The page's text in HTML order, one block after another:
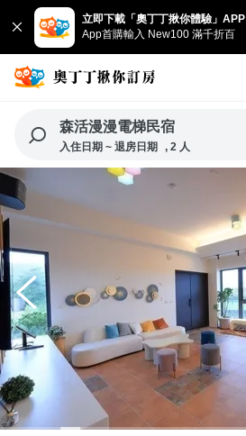
立即下載「奧丁丁揪你體驗」APP
App首購輸入 New100 滿千折百
森活漫漫電梯民宿
入住日期 ~ 退房日期 , 2 人